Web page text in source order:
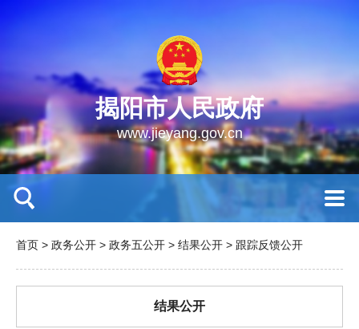
揭阳市人民政府
www.jieyang.gov.cn
首页 > 政务公开 > 政务五公开 > 结果公开 > 跟踪反馈公开
结果公开